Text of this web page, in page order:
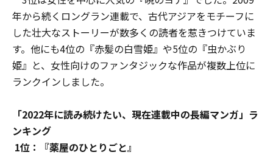
年から続くロングラン連載で、古代アジアをモチーフに
した壮大なストーリーが数多くの読者を惹きつけていま
す。他にも4位の『赤髪の白雪姫』や5位の『虫かぶり
姫』と、女性向けのファンタジックな作品が複数上位に
ランクインしました。
「2022年に読み続けたい、現在連載中の長編マンガ」ラ
ンキング
1位：『薬屋のひとりごと』